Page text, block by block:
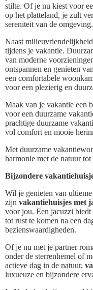
stilte. Of je nu kiest voor
op het platteland, je zult
sereniteit van de omgeving.
Naast
tijdens je vakantie.
van moderne
ontspannen en genieten
een comfortabele
voor een plezierig en
Maak van je vakantie een
voor een duurzame
prachtige duurzame
vol comfort en mooie
Met duurzame
harmonie met de natuur tot
Bijzondere
Wil je genieten van
zijn vakantiehuisjes met
voor jou. Een jacuzzi biedt
tot rust te komen na een
bezienswaardigheden.
Of je nu met je partner
onder de sterrenhemel of
actieve dag in de natuur,
luxueuze en bijzondere